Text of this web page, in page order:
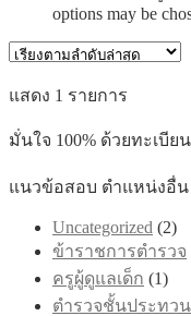
options may be
แสดง 1 รายการ
มั่นใจ 100% ด้วยทะเบี
แนวข้อสอบ ตำแหน่งอื่น
Uncategorized (2)
ข้าราชการตำรวจ
ครูผู้ดูแลเด็ก (1)
ตำรวจชั้นประทวน